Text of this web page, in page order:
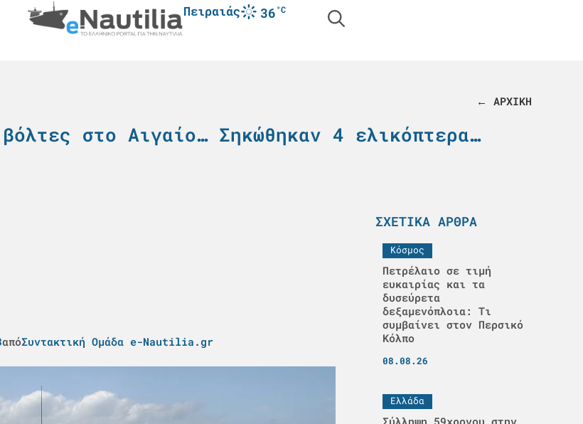
Πειραιάς 36°C
← ΑΡΧΙΚΗ
στο Αιγαίο… Σηκώθηκαν 4 ελικόπτερα…
απόΣυντακτική Ομάδα e-Nautilia.gr
ΣΧΕΤΙΚΆ ΆΡΘΡΑ
Κόσμος
Πετρέλαιο σε τιμή
ευκαιρίας και τα
δυσεύρετα
δεξαμενόπλοια: Τι
συμβαίνει στον Περσικό
Κόλπο
08.08.26
Ελλάδα
Σύλληψη 59χρονου στην